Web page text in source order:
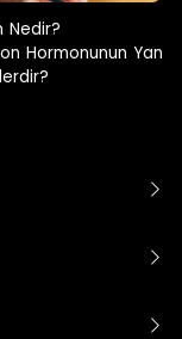
Adet Görülür Mü?